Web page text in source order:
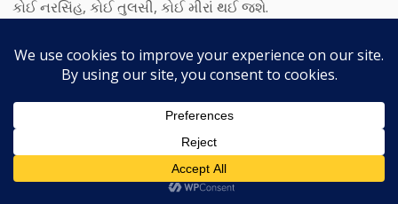
કોઈ નરસિંહ, કોઈ તુલસી, કોઈ મીરાં થઈ જશે.